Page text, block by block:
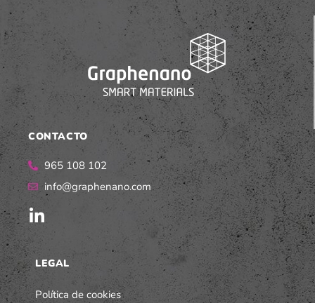
CONTACTO
965 108 102
info@graphenano.com
LEGAL
Política de cookies